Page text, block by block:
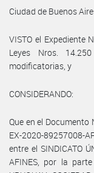
Ciudad de Buenos
VISTO el Expediente
Leyes Nros.
modificatorias, y
CONSIDERANDO:
Que en el Documento
EX-2020-89257008-
entre el SINDICATO
AFINES, por la